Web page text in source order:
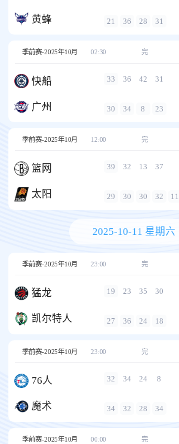
黄蜂 21 36 28 31
季前赛-2025年10月 02:30 完
快船
广州
33 36 42 31
30 34 8 23
季前赛-2025年10月 12:00 完
篮网
太阳
39 32 13 37
29 30 30 32 11
2025-10-11 星期六
季前赛-2025年10月 23:00 完
猛龙
凯尔特人
19 23 35 30
27 36 24 18
季前赛-2025年10月 23:00 完
76人
魔术
32 34 24 8
34 32 28 34
季前赛-2025年10月 00:00 完